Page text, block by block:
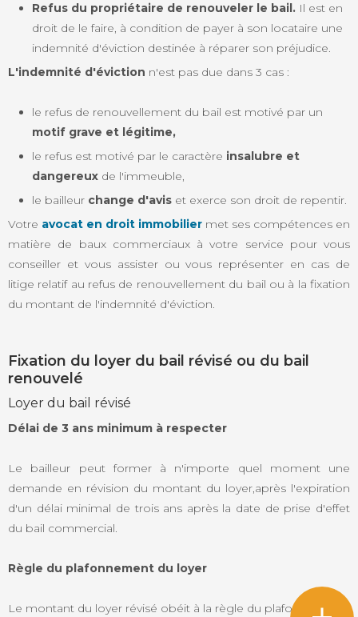
mail
Refus du propriétaire de renouveler le bail. Il est en
droit de le faire, à condition de payer à son locataire une
indemnité d'éviction destinée à réparer son préjudice.
L'indemnité d'éviction n'est pas due dans 3 cas :
le refus de renouvellement du bail est motivé par un
motif grave et légitime,
le refus est motivé par le caractère insalubre et
dangereux de l'immeuble,
le bailleur change d'avis et exerce son droit de repentir.
Votre avocat en droit immobilier met ses compétences en
matière de baux commerciaux à votre service pour vous
conseiller et vous assister ou vous représenter en cas de
litige relatif au refus de renouvellement du bail ou à la fixation
du montant de l'indemnité d'éviction.
Fixation du loyer du bail révisé ou du bail
renouvelé
Loyer du bail révisé
Délai de 3 ans minimum à respecter
Le bailleur peut former à n'importe quel moment une
demande en révision du montant du loyer,après l'expiration
d'un délai minimal de trois ans après la date de prise d'effet
du bail commercial.
Règle du plafonnement du loyer
Le montant du loyer révisé obéit à la règle du plafonnement :